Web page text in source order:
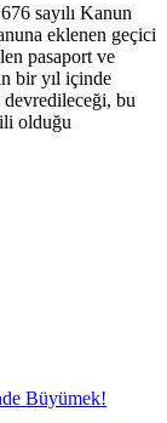
sayılı Kanun
eklenen geçici
pasaport ve
bir yıl içinde
bu
olduğu